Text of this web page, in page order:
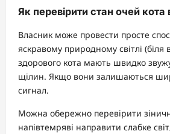
Як перевірити стан очей кота
Власник може провести просте
яскравому природному світлі (біля
здорового кота мають швидко
щілин. Якщо вони залишаються
сигнал.
Можна обережно перевірити
напівтемряві направити слабке